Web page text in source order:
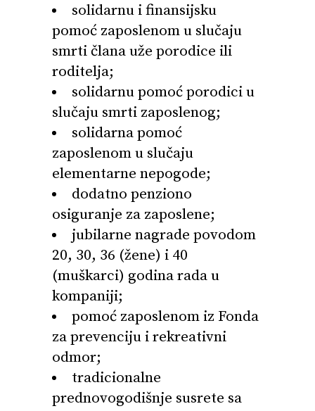
solidarnu i finansijsku
pomoć zaposlenom u slučaju
smrti člana uže porodice ili
roditelja;
solidarnu pomoć porodici u
slučaju smrti zaposlenog;
solidarna pomoć
zaposlenom u slučaju
elementarne nepogode;
dodatno penziono
osiguranje za zaposlene;
jubilarne nagrade povodom
20, 30, 36 (žene) i 40
(muškarci) godina rada u
kompaniji;
pomoć zaposlenom iz Fonda
za prevenciju i rekreativni
odmor;
tradicionalne
prednovogodišnje susrete sa